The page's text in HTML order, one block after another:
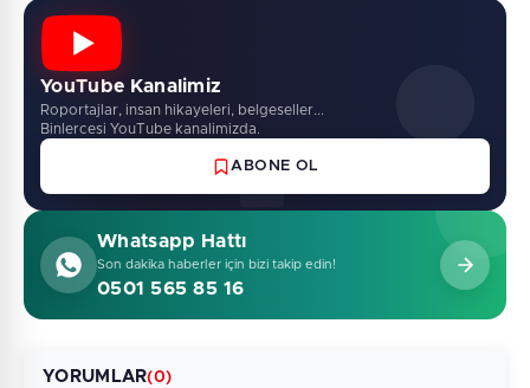
YouTube Kanalimiz
Roportajlar, insan hikayeleri, belgeseller...
Binlercesi YouTube kanalimizda.
ABONE OL
Whatsapp Hattı
Son dakika haberler için bizi takip edin!
0501 565 85 16
YORUMLAR(0)